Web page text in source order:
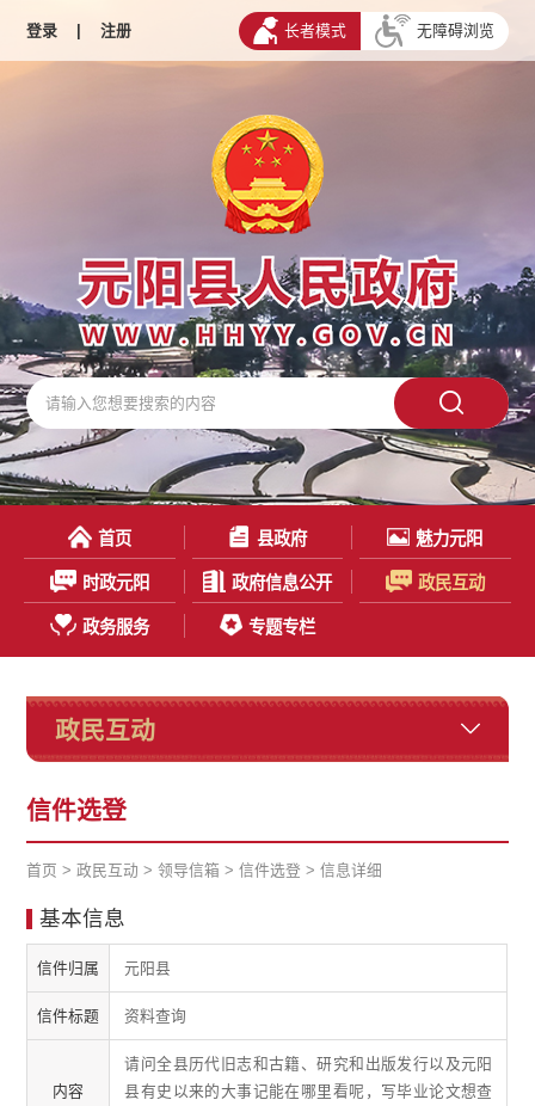
登录 | 注册 长者模式 无障碍浏览
首页 县政府 魅力元阳
时政元阳 政府信息公开 政民互动
政务服务 专题专栏
政民互动
信件选登
首页 >政民互动 >领导信箱 >信件选登 > 信息详细
基本信息
信件归属 元阳县
信件标题 资料查询
内容
请问全县历代旧志和古籍、研究和出版发行以及元阳
县有史以来的大事记能在哪里看呢，写毕业论文想查